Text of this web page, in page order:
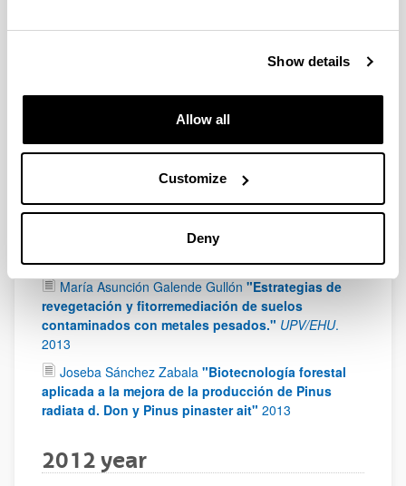
Show details
Allow all
Customize
Deny
"Onddoek sortutako
grapevine fungal foliar diseases and host and non-
host defence responses against Plasmopara
pequeños pelágicos: estudio de la predación entre
competidores" 2013
María Asunción Galende Gullón "Estrategias de
revegetación y fitorremediación de suelos
contaminados con metales pesados." UPV/EHU.
2013
Joseba Sánchez Zabala "Biotecnología forestal
aplicada a la mejora de la producción de Pinus
radiata d. Don y Pinus pinaster ait" 2013
2012 year